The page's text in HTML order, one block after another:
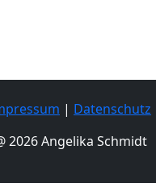
| Datenschutz
2026 Angelika Schmidt